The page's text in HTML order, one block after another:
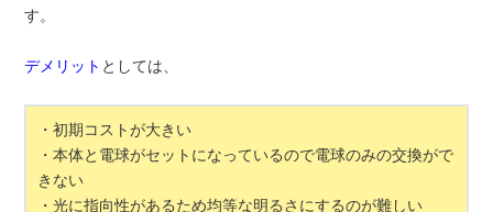
す。
デメリット としては、
・初期コストが大きい
・本体と電球がセットになっているので電球のみの交換がで
きない
・光に指向性があるため均等な明るさにするのが難しい